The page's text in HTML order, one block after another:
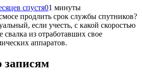
спустя01 минуты
продлить срок службы спутников?
если учесть, с какой скоростью
свалка из отработавших свое
аппаратов.
записям